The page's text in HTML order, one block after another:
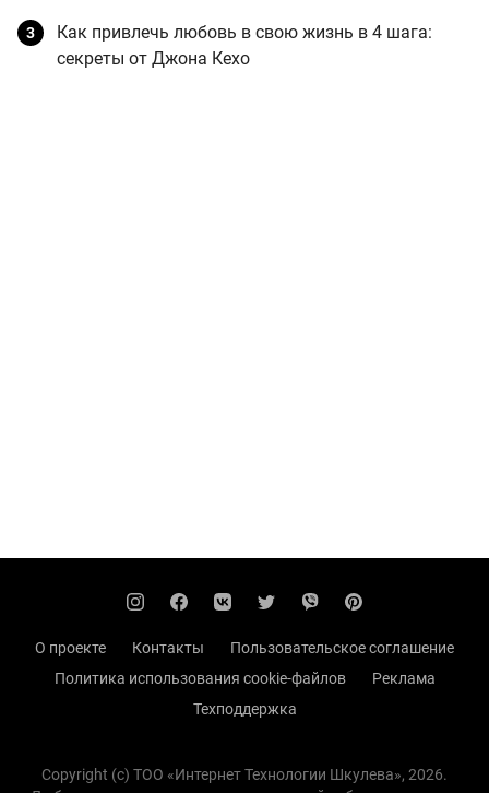
Как привлечь любовь в свою жизнь в 4 шага:
секреты от Джона Кехо
О проекте Контакты
Пользовательское соглашение
Политика использования cookie-файлов
Реклама
Техподдержка
Copyright (с) TOO «Интернет Технологии Шкулева», 2026.